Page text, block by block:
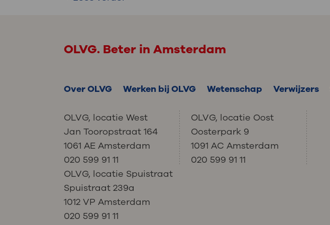
OLVG. Beter in Amsterdam
Over OLVG Werken bij OLVG Wetenschap Verwijzers
OLVG, locatie West
Jan Tooropstraat 164
1061 AE Amsterdam
020 599 91 11
OLVG, locatie Oost
Oosterpark 9
1091 AC Amsterdam
020 599 91 11
OLVG, locatie Spuistraat
Spuistraat 239a
1012 VP Amsterdam
020 599 91 11